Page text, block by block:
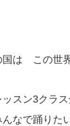
は この世
スン3クラ
なで踊りた